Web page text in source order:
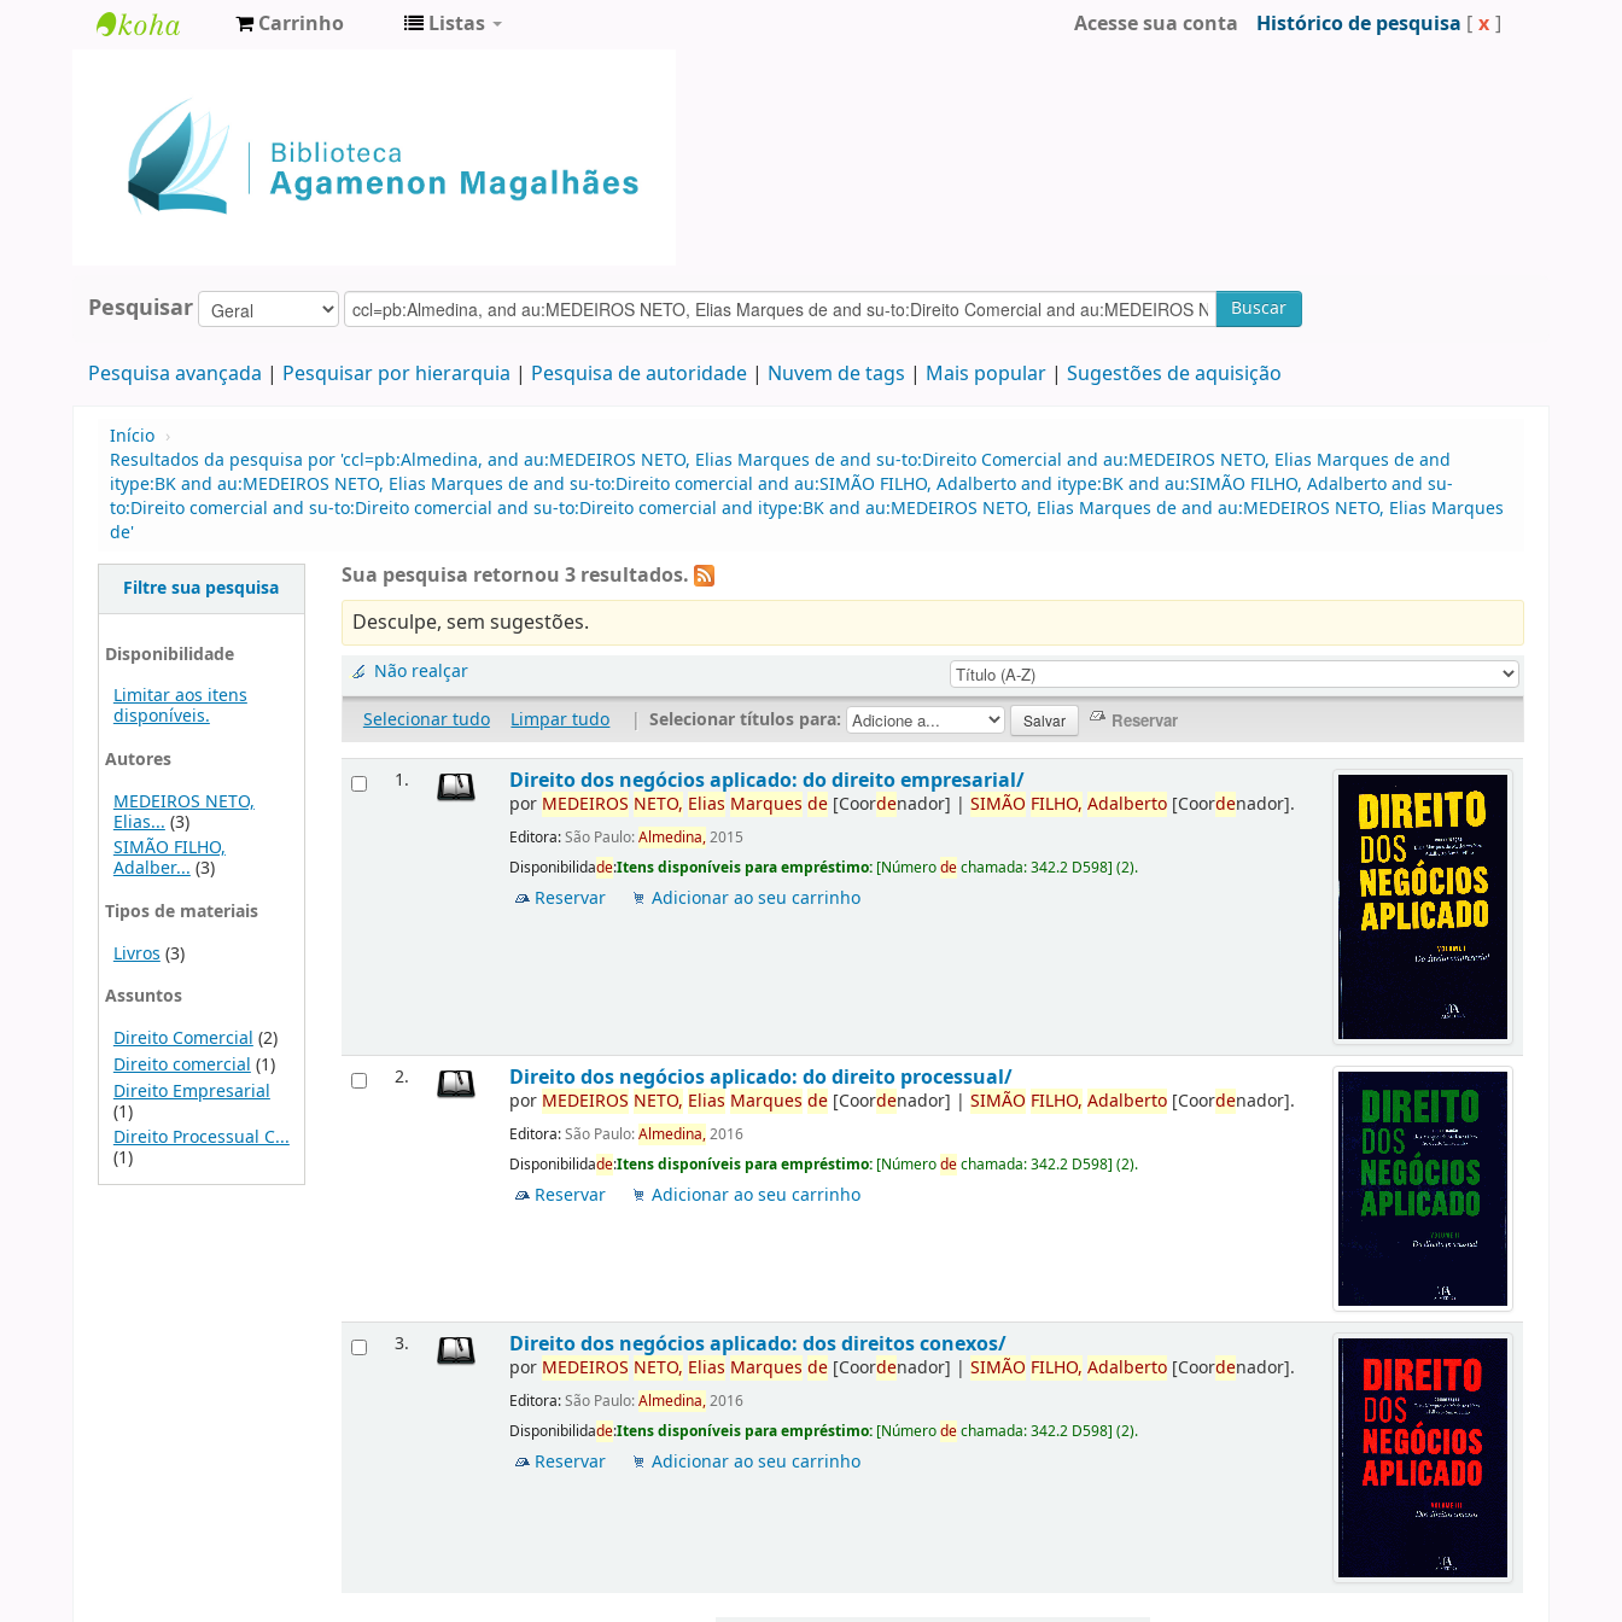
Agamenon
Magalhães
Carrinho Listas Acesse sua conta Histórico de pesquisa [ x ]
Pesquisar Buscar
Pesquisa avançada Pesquisar por hierarquia Pesquisa de autoridade Nuvem de tags Mais popular Sugestões de aquisição
Início ›
Resultados da pesquisa por 'ccl=pb:Almedina, and au:MEDEIROS NETO, Elias Marques de and su-to:Direito Comercial and au:MEDEIROS NETO, Elias Marques de and
itype:BK and au:MEDEIROS NETO, Elias Marques de and su-to:Direito comercial and au:SIMÃO FILHO, Adalberto and itype:BK and au:SIMÃO FILHO, Adalberto and su-
to:Direito comercial and su-to:Direito comercial and su-to:Direito comercial and itype:BK and au:MEDEIROS NETO, Elias Marques de and au:MEDEIROS NETO, Elias Marques
de'
Filtre sua pesquisa
Disponibilidade
Limitar aos itens
disponíveis.
Autores
MEDEIROS NETO,
Elias... (3)
SIMÃO FILHO,
Adalber...(3)
Tipos de materiais
Livros (3)
Assuntos
Direito Comercial (2)
Direito comercial (1)
Direito Empresarial
(1)
Direito Processual C...
(1)
Sua pesquisa retornou 3 resultados.
Desculpe, sem sugestões.
Não realçar
Selecionar tudo
Limpar tudo | Selecionar títulos para:
1. Direito dos negócios aplicado: do direito empresarial/
por MEDEIROS NETO, Elias Marques de [Coordenador] |SIMÃO FILHO, Adalberto [Coordenador].
Editora:São Paulo:Almedina,2015
Disponibilidade:Itens disponíveis para empréstimo: [Númerodechamada:342.2 D598](2).
Reservar Adicionar ao seu carrinho
2. Direito dos negócios aplicado: do direito processual/
por MEDEIROS NETO, Elias Marques de [Coordenador] |SIMÃO FILHO, Adalberto [Coordenador].
Editora:São Paulo:Almedina,2016
Disponibilidade:Itens disponíveis para empréstimo: [Númerodechamada:342.2 D598](2).
Reservar Adicionar ao seu carrinho
3. Direito dos negócios aplicado: dos direitos conexos/
por MEDEIROS NETO, Elias Marques de [Coordenador] |SIMÃO FILHO, Adalberto [Coordenador].
Editora:São Paulo:Almedina,2016
Disponibilidade:Itens disponíveis para empréstimo: [Númerodechamada:342.2 D598](2).
Reservar Adicionar ao seu carrinho